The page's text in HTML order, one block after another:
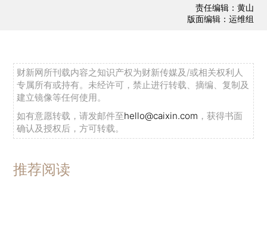
责任编辑：黄山
版面编辑：运维组
财新网所刊载内容之知识产权为财新传媒及/或相关权利人
专属所有或持有。未经许可，禁止进行转载、摘编、复制及
建立镜像等任何使用。
如有意愿转载，请发邮件至hello@caixin.com ，获得书面
确认及授权后，方可转载。
推荐阅读